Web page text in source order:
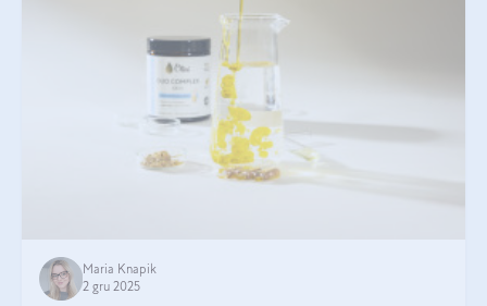
Maria Knapik
2 gru 2025